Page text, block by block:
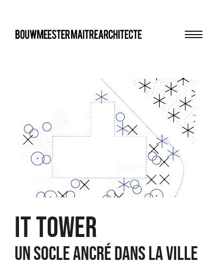
IT TOWER
UN SOCLE ANCRÉ DANS LA VILLE